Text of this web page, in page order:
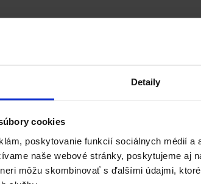
Detaily
cookies
poskytovanie funkcií sociálnych médií
naše webové stránky, poskytujeme aj
môžu skombinovať s ďalšími údajmi,